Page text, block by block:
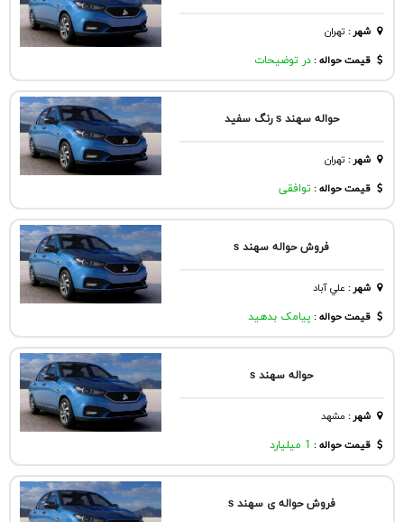
شهر: تهران
قیمت حواله :در توضیحات
حواله سهند s رنگ سفید
شهر: تهران
قیمت حواله : توافقی
فروش حواله سهند s
شهر: علي آباد
قیمت حواله : پیامک بدهید
حواله سهند s
شهر: مشهد
قیمت حواله : 1 میلیارد
فروش حواله ی سهند s